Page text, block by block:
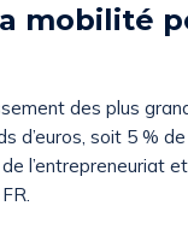
mobilité
des plus
d’euros, soit 5 %
l’entrepreneuriat